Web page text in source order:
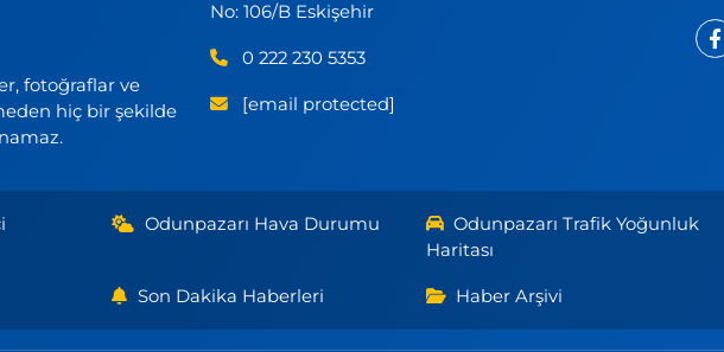
fotoğraflar ve
hiç bir şekilde
No: 106/B Eskişehir
0 222 230 5353
[email protected]
Odunpazarı Hava Durumu
Odunpazarı Trafik Yoğunluk
Haritası
Son Dakika Haberleri Haber Arşivi